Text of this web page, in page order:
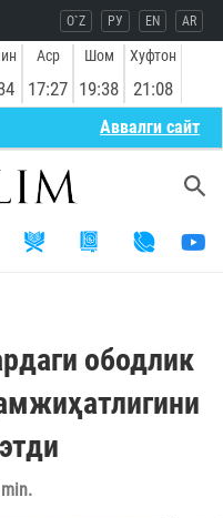
O`Z РУ EN AR
Аср
17:27
Шом
19:38
Хуфтон
21:08
Aввалги сайт
ободлик